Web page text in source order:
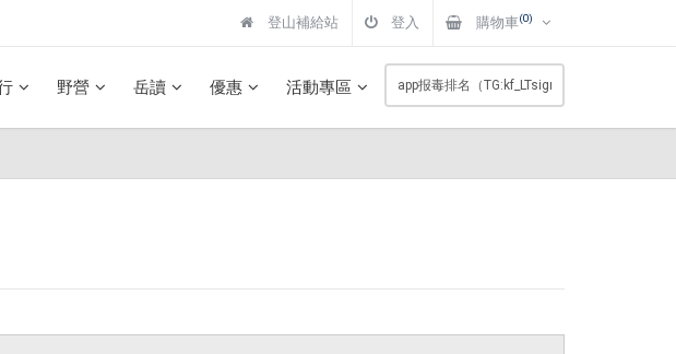
登山補給站 登入 購物車(0)
野營 岳讀 優惠 活動專區